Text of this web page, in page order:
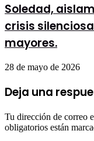
Soledad,
crisis
mayores.
28 de mayo de 2026
Deja una
Tu dirección de correo
obligatorios están